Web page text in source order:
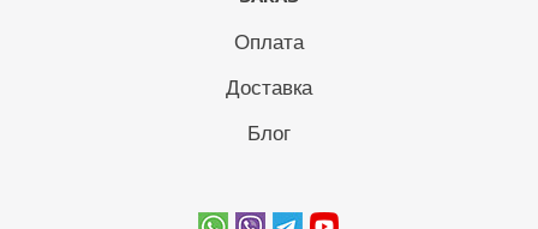
Оплата
Доставка
Блог